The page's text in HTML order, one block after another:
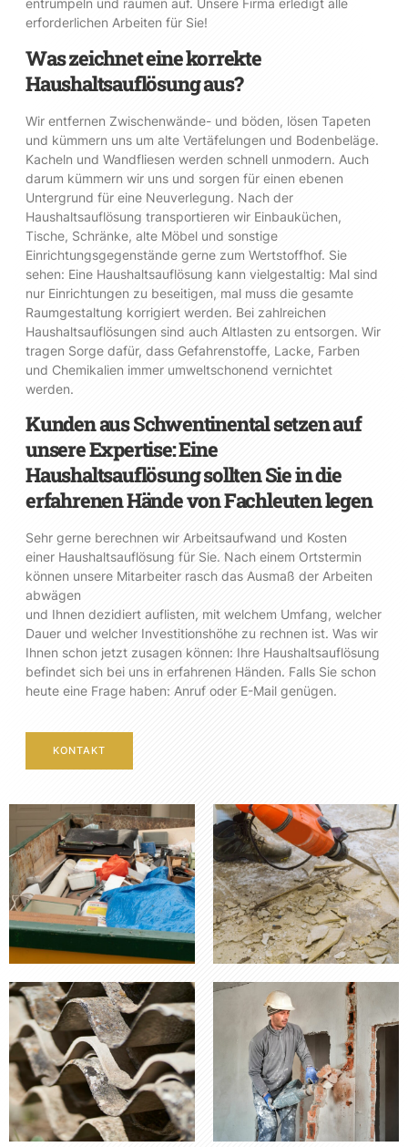
entrümpeln und räumen auf. Unsere Firma erledigt alle
erforderlichen Arbeiten für Sie!
Was zeichnet eine korrekte
Haushaltsauflösung aus?
Wir entfernen Zwischenwände- und böden, lösen Tapeten
und kümmern uns um alte Vertäfelungen und Bodenbeläge.
Kacheln und Wandfliesen werden schnell unmodern. Auch
darum kümmern wir uns und sorgen für einen ebenen
Untergrund für eine Neuverlegung. Nach der
Haushaltsauflösung transportieren wir Einbauküchen,
Tische, Schränke, alte Möbel und sonstige
Einrichtungsgegenstände gerne zum Wertstoffhof. Sie
sehen: Eine Haushaltsauflösung kann vielgestaltig: Mal sind
nur Einrichtungen zu beseitigen, mal muss die gesamte
Raumgestaltung korrigiert werden. Bei zahlreichen
Haushaltsauflösungen sind auch Altlasten zu entsorgen. Wir
tragen Sorge dafür, dass Gefahrenstoffe, Lacke, Farben
und Chemikalien immer umweltschonend vernichtet
werden.
Kunden aus Schwentinental setzen auf
unsere Expertise: Eine
Haushaltsauflösung sollten Sie in die
erfahrenen Hände von Fachleuten legen
Sehr gerne berechnen wir Arbeitsaufwand und Kosten
einer Haushaltsauflösung für Sie. Nach einem Ortstermin
können unsere Mitarbeiter rasch das Ausmaß der Arbeiten
abwägen
und Ihnen dezidiert auflisten, mit welchem Umfang, welcher
Dauer und welcher Investitionshöhe zu rechnen ist. Was wir
Ihnen schon jetzt zusagen können: Ihre Haushaltsauflösung
befindet sich bei uns in erfahrenen Händen. Falls Sie schon
heute eine Frage haben: Anruf oder E-Mail genügen.
KONTAKT